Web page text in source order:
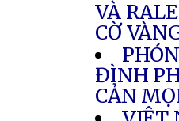
VÀ
CỜ
ĐÌNH
CẢN